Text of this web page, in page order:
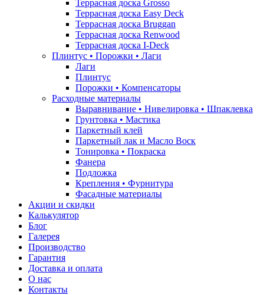
Террасная доска Grosso
Террасная доска Easy Deck
Террасная доска Bruggan
Террасная доска Renwood
Террасная доска I-Deck
Плинтус • Порожки • Лаги
Лаги
Плинтус
Порожки • Компенсаторы
Расходные материалы
Выравнивание • Нивелировка • Шпаклевка
Грунтовкa • Мастика
Паркетный клей
Паркетный лак и Масло Воск
Тонировка • Покраска
Фанера
Подложка
Крепления • Фурнитура
Фасадные материалы
Акции и скидки
Калькулятор
Блог
Галерея
Производство
Гарантия
Доставка и оплата
О нас
Контакты